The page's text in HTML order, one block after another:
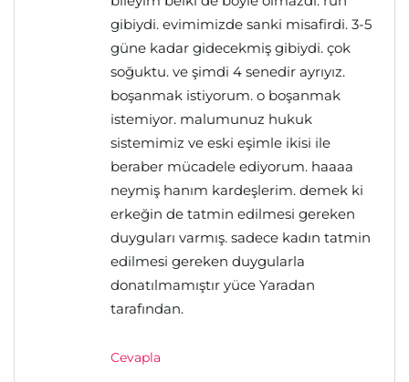
gibiydi. evimimizde sanki misafirdi. 3-5
güne kadar gidecekmiş gibiydi. çok
soğuktu. ve şimdi 4 senedir ayrıyız.
boşanmak istiyorum. o boşanmak
istemiyor. malumunuz hukuk
sistemimiz ve eski eşimle ikisi ile
beraber mücadele ediyorum. haaaa
neymiş hanım kardeşlerim. demek ki
erkeğin de tatmin edilmesi gereken
duyguları varmış. sadece kadın tatmin
edilmesi gereken duygularla
donatılmamıştır yüce Yaradan
tarafından.
Cevapla